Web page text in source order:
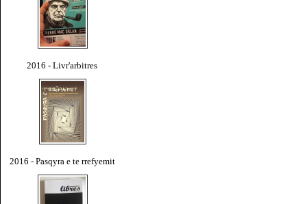
2016 - Livr'arbitres
2016 - Pasqyra e te rrefyemit